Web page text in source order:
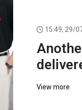
15:49, 29/
View more